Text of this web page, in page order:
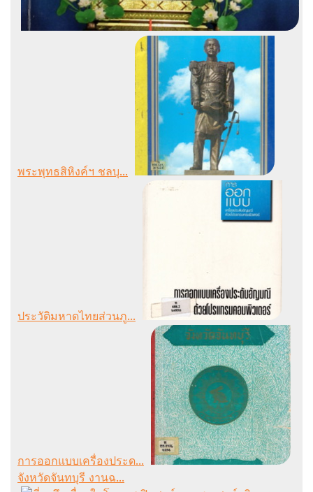
พระพุทธสิหิงค์ฯ ชลบุ...
ประวัติมหาดไทยส่วนภู...
การออกแบบเครื่องประด...
จังหวัดจันทบุรี งานฉ...